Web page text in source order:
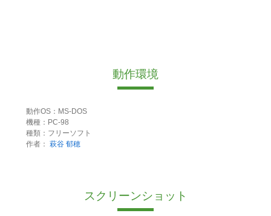
動作環境
動作OS：MS-DOS
機種：PC-98
種類：フリーソフト
作者： 萩谷 郁穂
スクリーンショット